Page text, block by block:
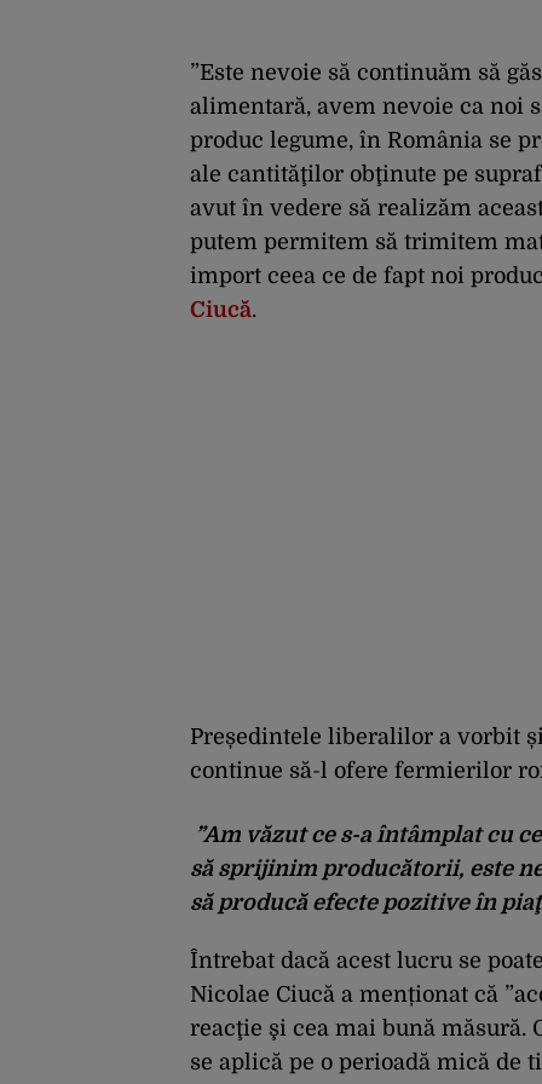
”Este nevoie să continuăm să
alimentară, avem nevoie ca noi
produc legume, în România se
ale cantităţilor obţinute pe
avut în vedere să realizăm
putem permitem să trimitem
import ceea ce de fapt noi
Ciucă.
Președintele liberalilor a vorbit
continue să-l ofere fermierilor
”Am văzut ce s-a întâmplat cu
să sprijinim producătorii, este
să producă efecte pozitive în
Întrebat dacă acest lucru se
Nicolae Ciucă a menționat că
reacţie şi cea mai bună măsură.
se aplică pe o perioadă mică de